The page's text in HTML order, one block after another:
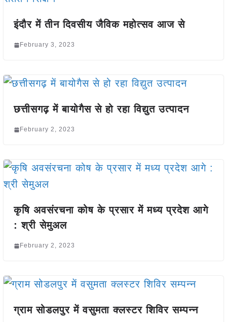
इंदौर में तीन दिवसीय जैविक महोत्सव आज से
February 3, 2023
छत्तीसगढ़ में बायोगैस से हो रहा विद्युत उत्पादन
February 2, 2023
कृषि अवसंरचना कोष के प्रसार में मध्य प्रदेश आगे
: श्री सेमुअल
February 2, 2023
ग्राम सोडलपुर में वसुमता क्लस्टर शिविर सम्पन्न